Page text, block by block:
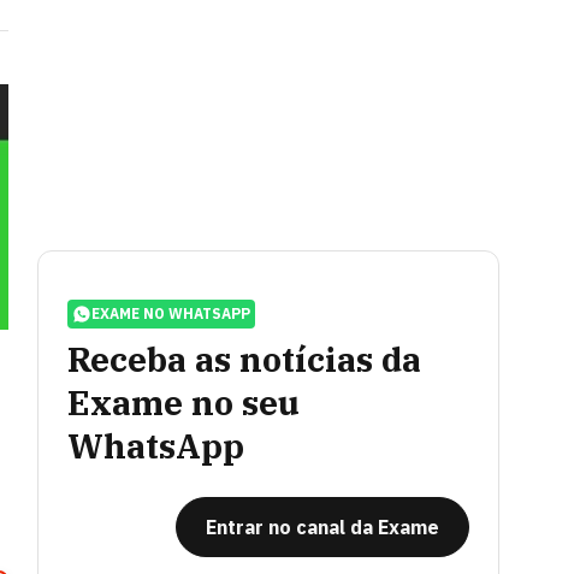
EXAME NO WHATSAPP
Receba as notícias da
Exame no seu
WhatsApp
Entrar no canal da Exame